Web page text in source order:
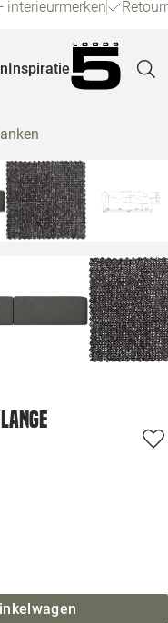
interieurmerken
Inspiratie